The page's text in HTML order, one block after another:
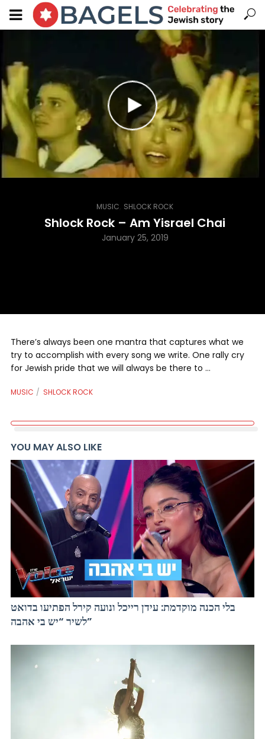
MUSIC SHLOCK ROCK
Shlock Rock – Am Yisrael Chai
January 25, 2019
There’s always been one mantra that captures what we
try to accomplish with every song we write. One rally cry
for Jewish pride that we will always be there to …
MUSIC SHLOCK ROCK
YOU MAY ALSO LIKE
בלי הכנה מוקדמת: עידן רייכל ונועה קירל הפתיעו בדואט
לשיר “יש בי אהבה”